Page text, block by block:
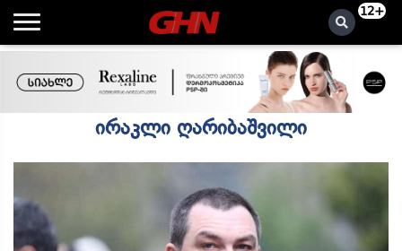
12+
ირაკლი ღარიბაშვილი